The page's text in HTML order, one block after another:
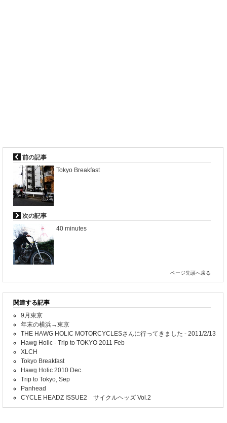
前の記事
Tokyo Breakfast
次の記事
40 minutes
ページ先頭へ戻る
関連する記事
9月東京
年末の横浜→東京
THE HAWG HOLIC MOTORCYCLESさんに行ってきました - 2011/2/13
Hawg Holic - Trip to TOKYO 2011 Feb
XLCH
Tokyo Breakfast
Hawg Holic 2010 Dec.
Trip to Tokyo, Sep
Panhead
CYCLE HEADZ ISSUE2 サイクルヘッズ Vol.2